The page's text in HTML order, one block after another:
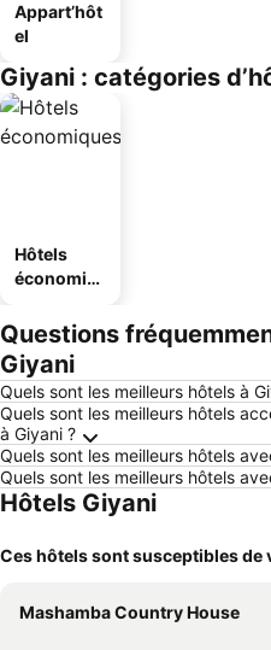
Appart’hôt
el
Giyani : catégories
Hôtels
économiq
Questions
Giyani
Quels sont les meilleurs hôtels à
Quels sont les meilleurs hôtels
à Giyani ?
Quels sont les meilleurs hôtels
Quels sont les meilleurs hôtels
Hôtels Giyani
Ces hôtels sont susceptibles de
Mashamba Country House